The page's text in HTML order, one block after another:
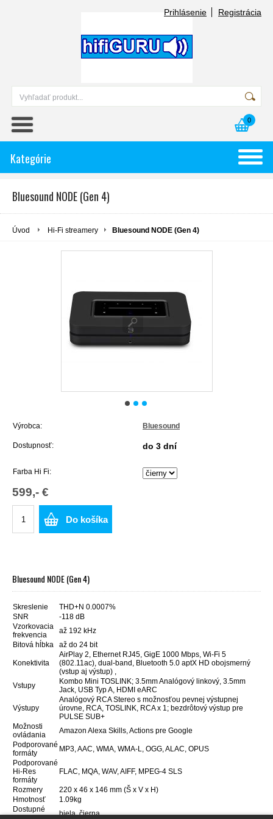
Prihlásenie Registrácia
0
Kategórie
Bluesound NODE (Gen 4)
Úvod Hi-Fi streamery Bluesound NODE (Gen 4)
Výrobca: Bluesound
Dostupnosť: do 3 dní
Farba Hi Fi:
599,- €
Do košíka
Bluesound NODE (Gen 4)
Skreslenie
THD+N 0.0007%
SNR
-118 dB
Vzorkovacia
frekvencia
až 192 kHz
Bitová hĺbka
až do 24 bit
Konektivita
AirPlay 2, Ethernet RJ45, GigE 1000 Mbps, Wi-Fi 5
(802.11ac), dual-band, Bluetooth 5.0 aptX HD obojsmerný
(vstup aj výstup) ,
Vstupy
Kombo Mini TOSLINK; 3.5mm Analógový linkový, 3.5mm
Jack, USB Typ A, HDMI eARC
Výstupy
Analógový RCA Stereo s možnosťou pevnej výstupnej
úrovne, RCA, TOSLINK, RCA x 1; bezdrôtový výstup pre
PULSE SUB+
Možnosti
ovládania
Amazon Alexa Skills, Actions pre Google
Podporované
formáty
MP3, AAC, WMA, WMA-L, OGG, ALAC, OPUS
Podporované
Hi-Res
formáty
FLAC, MQA, WAV, AIFF, MPEG-4 SLS
Rozmery
220 x 46 x 146 mm (Š x V x H)
Hmotnosť
1.09kg
Dostupné
biela, čierna